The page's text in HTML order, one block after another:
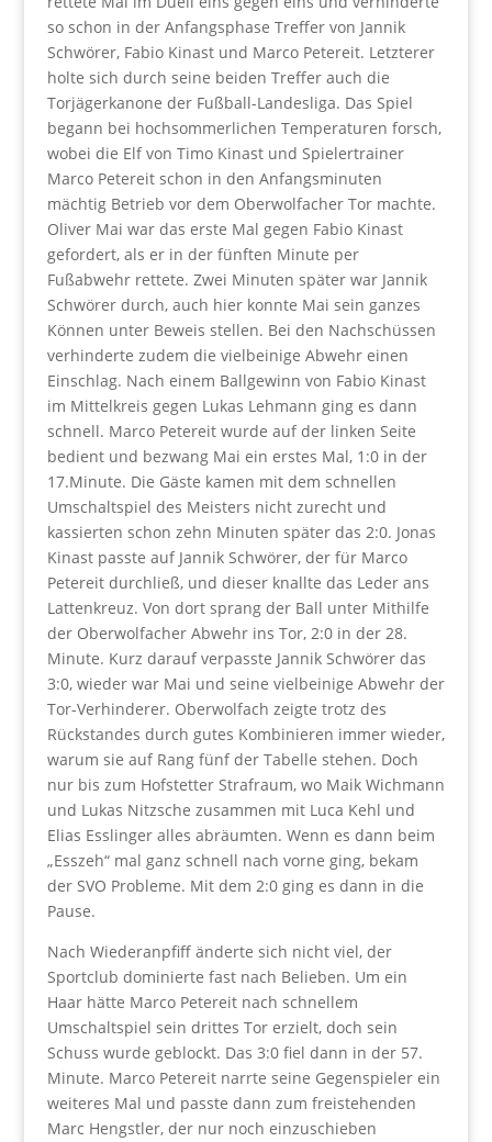
so schon in der Anfangsphase Treffer von Jannik
Schwörer, Fabio Kinast und Marco Petereit. Letzterer
holte sich durch seine beiden Treffer auch die
Torjägerkanone der Fußball-Landesliga. Das Spiel
begann bei hochsommerlichen Temperaturen forsch,
wobei die Elf von Timo Kinast und Spielertrainer
Marco Petereit schon in den Anfangsminuten
mächtig Betrieb vor dem Oberwolfacher Tor machte.
Oliver Mai war das erste Mal gegen Fabio Kinast
gefordert, als er in der fünften Minute per
Fußabwehr rettete. Zwei Minuten später war Jannik
Schwörer durch, auch hier konnte Mai sein ganzes
Können unter Beweis stellen. Bei den Nachschüssen
verhinderte zudem die vielbeinige Abwehr einen
Einschlag. Nach einem Ballgewinn von Fabio Kinast
im Mittelkreis gegen Lukas Lehmann ging es dann
schnell. Marco Petereit wurde auf der linken Seite
bedient und bezwang Mai ein erstes Mal, 1:0 in der
17.Minute. Die Gäste kamen mit dem schnellen
Umschaltspiel des Meisters nicht zurecht und
kassierten schon zehn Minuten später das 2:0. Jonas
Kinast passte auf Jannik Schwörer, der für Marco
Petereit durchließ, und dieser knallte das Leder ans
Lattenkreuz. Von dort sprang der Ball unter Mithilfe
der Oberwolfacher Abwehr ins Tor, 2:0 in der 28.
Minute. Kurz darauf verpasste Jannik Schwörer das
3:0, wieder war Mai und seine vielbeinige Abwehr der
Tor-Verhinderer. Oberwolfach zeigte trotz des
Rückstandes durch gutes Kombinieren immer wieder,
warum sie auf Rang fünf der Tabelle stehen. Doch
nur bis zum Hofstetter Strafraum, wo Maik Wichmann
und Lukas Nitzsche zusammen mit Luca Kehl und
Elias Esslinger alles abräumten. Wenn es dann beim
„Esszeh“ mal ganz schnell nach vorne ging, bekam
der SVO Probleme. Mit dem 2:0 ging es dann in die
Pause.
Nach Wiederanpfiff änderte sich nicht viel, der
Sportclub dominierte fast nach Belieben. Um ein
Haar hätte Marco Petereit nach schnellem
Umschaltspiel sein drittes Tor erzielt, doch sein
Schuss wurde geblockt. Das 3:0 fiel dann in der 57.
Minute. Marco Petereit narrte seine Gegenspieler ein
weiteres Mal und passte dann zum freistehenden
Marc Hengstler, der nur noch einzuschieben